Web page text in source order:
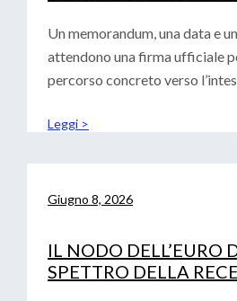
Un memorandum, una data e
attendono una firma ufficiale
percorso concreto verso
Leggi >
Giugno 8, 2026
IL NODO DELL’EURO
SPETTRO DELLA